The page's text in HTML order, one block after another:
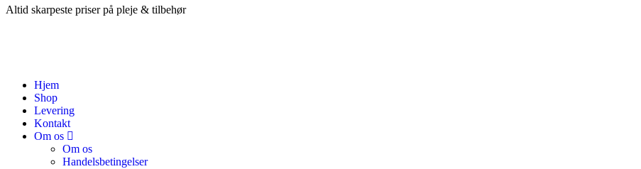
Altid skarpeste priser på pleje & tilbehør
Hjem
Shop
Levering
Kontakt
Om os
Om os
Handelsbetingelser